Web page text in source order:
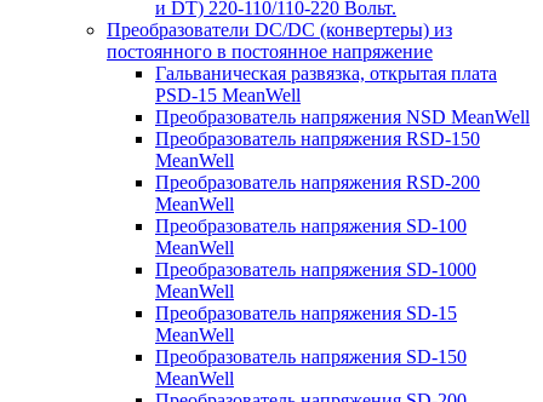
и DT) 220-110/110-220 Вольт.
Преобразователи DC/DC (конвертеры) из
постоянного в постоянное напряжение
Гальваническая развязка, открытая плата
PSD-15 MeanWell
Преобразователь напряжения NSD MeanWell
Преобразователь напряжения RSD-150
MeanWell
Преобразователь напряжения RSD-200
MeanWell
Преобразователь напряжения SD-100
MeanWell
Преобразователь напряжения SD-1000
MeanWell
Преобразователь напряжения SD-15
MeanWell
Преобразователь напряжения SD-150
MeanWell